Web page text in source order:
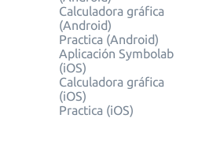
Calculadora gráfica
(Android)
Practica (Android)
Aplicación Symbolab
(iOS)
Calculadora gráfica
(iOS)
Practica (iOS)